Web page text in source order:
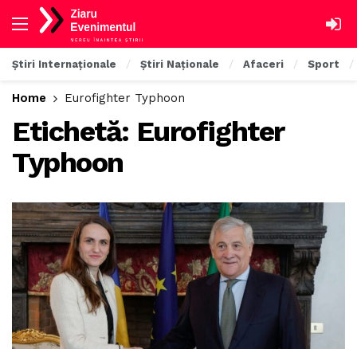
Știri Internaționale Știri Naționale Afaceri Sport
Home Eurofighter Typhoon
Etichetă: Eurofighter
Typhoon